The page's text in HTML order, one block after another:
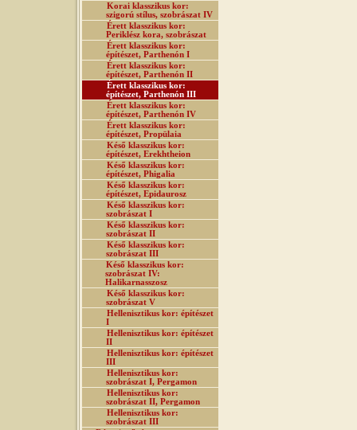
Korai klasszikus kor:
szigorú stílus, szobrászat IV
Érett klasszikus kor:
Periklész kora, szobrászat
Érett klasszikus kor:
építészet, Parthenón I
Érett klasszikus kor:
építészet, Parthenón II
Érett klasszikus kor:
építészet, Parthenón III
Érett klasszikus kor:
építészet, Parthenón IV
Érett klasszikus kor:
építészet, Propülaia
Késő klasszikus kor:
építészet, Erekhtheion
Késő klasszikus kor:
építészet, Phigalia
Késő klasszikus kor:
építészet, Epidaurosz
Késő klasszikus kor:
szobrászat I
Késő klasszikus kor:
szobrászat II
Késő klasszikus kor:
szobrászat III
Késő klasszikus kor:
szobrászat IV:
Halikarnasszosz
Késő klasszikus kor:
szobrászat V
Hellenisztikus kor: építészet
I
Hellenisztikus kor: építészet
II
Hellenisztikus kor: építészet
III
Hellenisztikus kor:
szobrászat I, Pergamon
Hellenisztikus kor:
szobrászat II, Pergamon
Hellenisztikus kor:
szobrászat III